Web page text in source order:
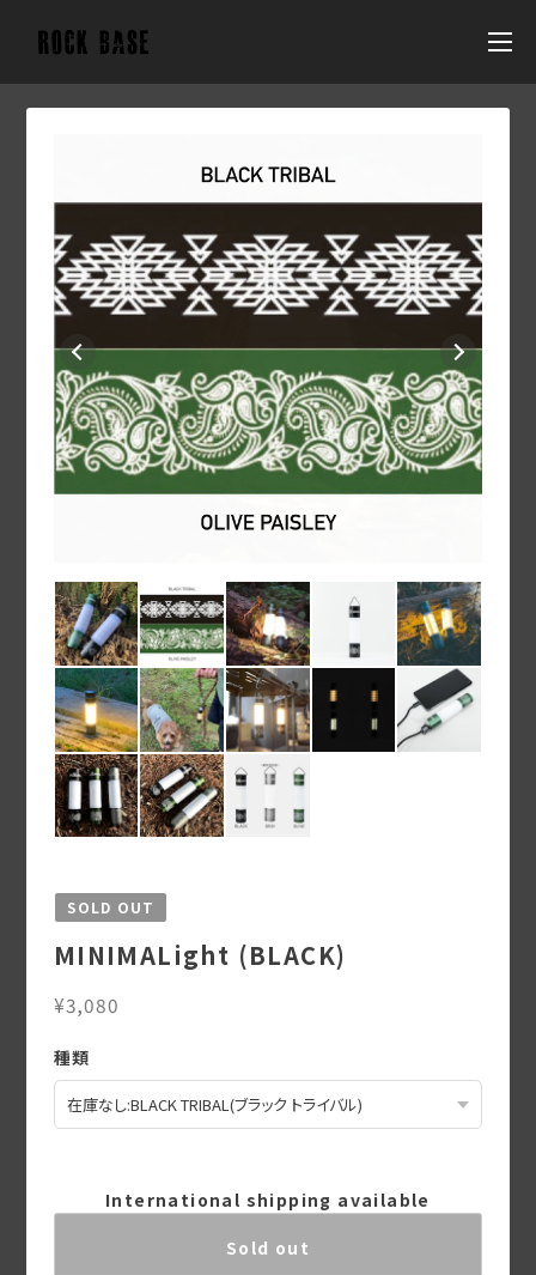
SOLD OUT
MINIMALight (BLACK)
¥3,080
種類
International shipping available
Sold out